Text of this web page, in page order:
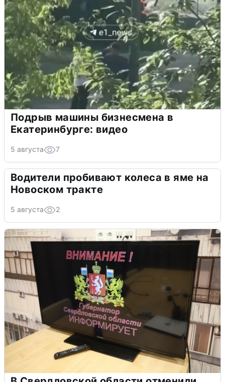
Подрыв машины бизнесмена в
Екатеринбурге: видео
5 августа 7
Водители пробивают колеса в яме на
Новоском тракте
5 августа 2